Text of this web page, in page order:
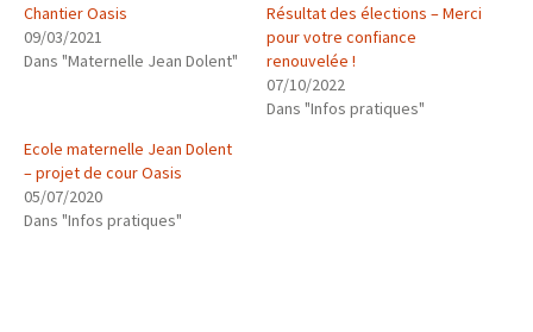
Chantier Oasis
09/03/2021
Dans "Maternelle Jean Dolent"
Résultat des élections – Merci
pour votre confiance
renouvelée !
07/10/2022
Dans "Infos pratiques"
Ecole maternelle Jean Dolent
– projet de cour Oasis
05/07/2020
Dans "Infos pratiques"